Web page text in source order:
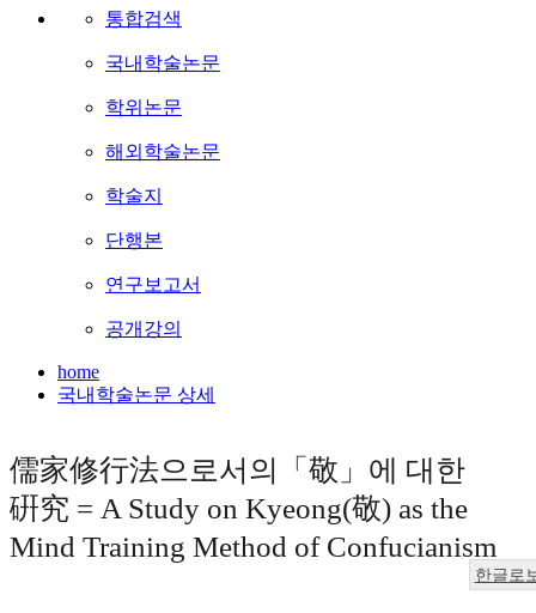
통합검색
국내학술논문
학위논문
해외학술논문
학술지
단행본
연구보고서
공개강의
home
국내학술논문 상세
儒家修行法으로서의「敬」에 대한
硏究 = A Study on Kyeong(敬) as the
Mind Training Method of Confucianism
한글로